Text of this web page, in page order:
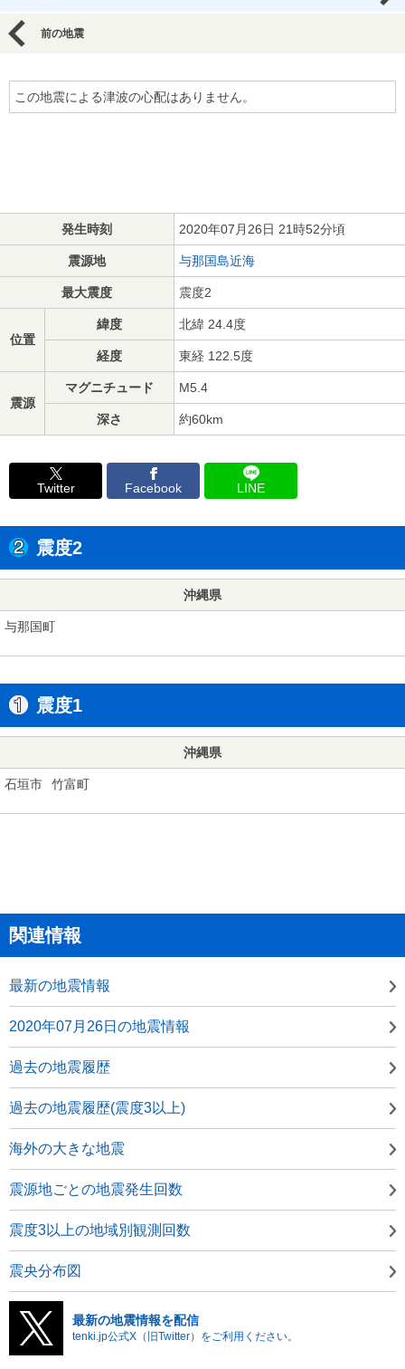
前の地震
この地震による津波の心配はありません。
発生時刻 2020年07月26日 21時52分頃
震源地 与那国島近海
最大震度 震度2
位置
緯度 北緯 24.4度
経度 東経 122.5度
震源
マグニチュード M5.4
深さ 約60km
Twitter Facebook LINE
震度2
沖縄県
与那国町
震度1
沖縄県
石垣市 竹富町
関連情報
最新の地震情報
2020年07月26日の地震情報
過去の地震履歴
過去の地震履歴(震度3以上)
海外の大きな地震
震源地ごとの地震発生回数
震度3以上の地域別観測回数
震央分布図
最新の地震情報を配信
tenki.jp公式X（旧Twitter）をご利用ください。